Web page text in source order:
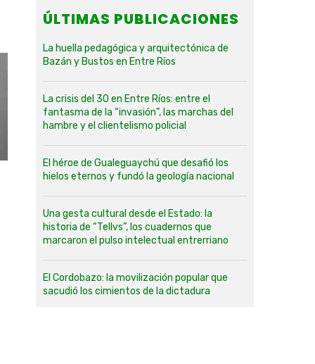
ÚLTIMAS PUBLICACIONES
La huella pedagógica y arquitectónica de
Bazán y Bustos en Entre Ríos
La crisis del 30 en Entre Ríos: entre el
fantasma de la “invasión”, las marchas del
hambre y el clientelismo policial
El héroe de Gualeguaychú que desafió los
hielos eternos y fundó la geología nacional
Una gesta cultural desde el Estado: la
historia de “Tellvs”, los cuadernos que
marcaron el pulso intelectual entrerriano
El Cordobazo: la movilización popular que
sacudió los cimientos de la dictadura